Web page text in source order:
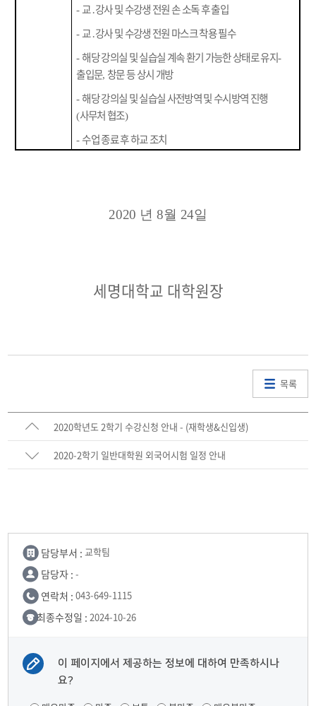
-교․강사 및 수강생 전원 손 소독 후 출입
-교․강사 및 수강생 전원 마스크 착용 필수
-해당 강의실 및 실습실 계속 환기 가능한 상태로 유지-
출입문, 창문 등 상시 개방
-해당 강의실 및 실습실 사전방역 및 수시방역 진행
(사무처 협조)
- 수업 종료 후 하교 조치
2020 년 8월 24일
세명대학교 대학원장
목록
2020학년도 2학기 수강신청 안내 - (재학생&신입생)
2020-2학기 일반대학원 외국어시험 일정 안내
담당부서 : 교학팀
담당자 : -
연락처 : 043-649-1115
최종수정일 : 2024-10-26
이 페이지에서 제공하는 정보에 대하여 만족하시나
요?